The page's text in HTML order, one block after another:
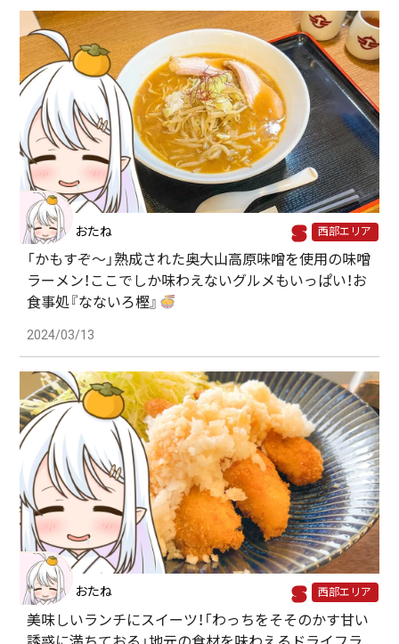
おたね 西部エリア
「かもすぞ～」熟成された奥大山高原味噌を使用の味噌
ラーメン！ここでしか味わえないグルメもいっぱい！お
食事処『なないろ樫』
2024/03/13
おたね 西部エリア
美味しいランチにスイーツ！「わっちをそそのかす甘い